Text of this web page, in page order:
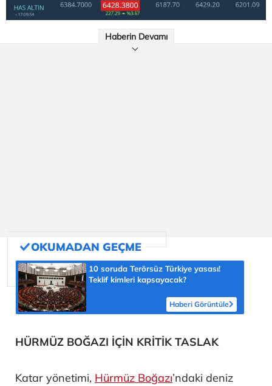
Haberin Devamı
10 soruda Terörsüz Türkiye yasası!
Teklif kimleri kapsayacak?
Haberi Görüntüle
HÜRMÜZ BOĞAZI İÇİN KRİTİK TASLAK
Katar yönetimi, Hürmüz Boğazı’ndaki deniz